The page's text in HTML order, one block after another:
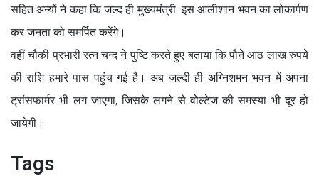
सहित अन्यों ने कहा कि जल्द ही मुख्यमंत्री इस आलीशान भवन का लोकार्पण
कर जनता को समर्पित करेंगे।
वहीं चौकी प्रभारी रत्न चन्द ने पुष्टि करते हुए बताया कि पौने आठ लाख रुपये
की राशि हमारे पास पहुंच गई है। अब जल्दी ही अग्निशमन भवन में अपना
ट्रांसफार्मर भी लग जाएगा, जिसके लगने से वोल्टेज की समस्या भी दूर हो
जायेगी।
Tags